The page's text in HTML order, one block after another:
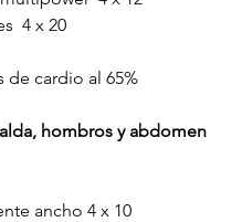
4 x 20
de cardio al 65%
hombros y abdomen
ancho 4 x 10